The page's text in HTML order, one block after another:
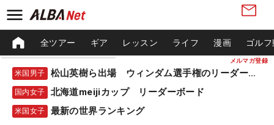
メルマガ登録
全ツアー ギア レッスン ライフ 漫画 ゴル
米国男子 松山英樹ら出場 ウィンダム選手権のリーダーボード
国内女子 北海道meijiカップ リーダーボード
米国女子 最新の世界ランキング